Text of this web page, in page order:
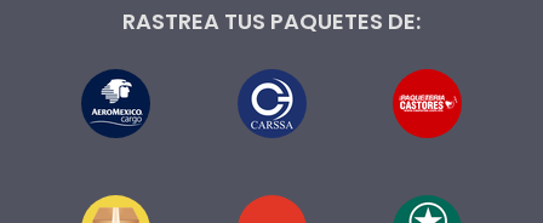
RASTREA TUS PAQUETES DE: